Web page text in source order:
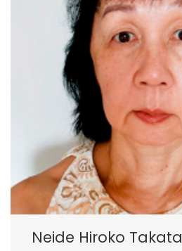
Neide Hiroko Takata